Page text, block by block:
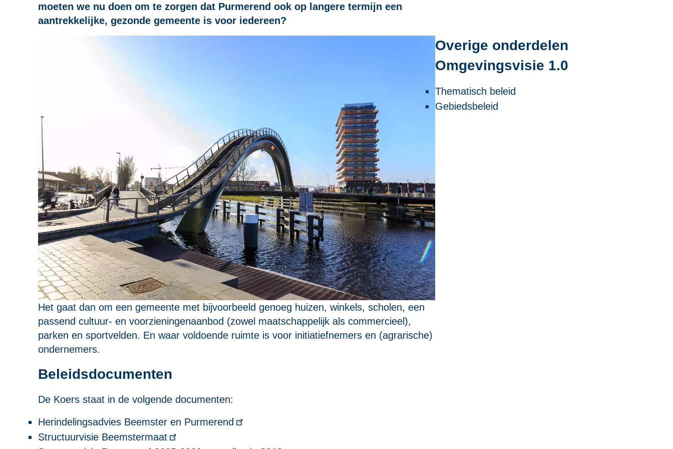
moeten we nu doen om te zorgen dat Purmerend ook op langere termijn een
aantrekkelijke, gezonde gemeente is voor iedereen?
Het gaat dan om een gemeente met bijvoorbeeld genoeg huizen, winkels, scholen, een
passend cultuur- en voorzieningenaanbod (zowel maatschappelijk als commercieel),
parken en sportvelden. En waar voldoende ruimte is voor initiatiefnemers en (agrarische)
ondernemers.
Beleidsdocumenten
De Koers staat in de volgende documenten:
Herindelingsadvies Beemster en Purmerend
Structuurvisie Beemstermaat
Overige onderdelen
Omgevingsvisie 1.0
Thematisch beleid
Gebiedsbeleid